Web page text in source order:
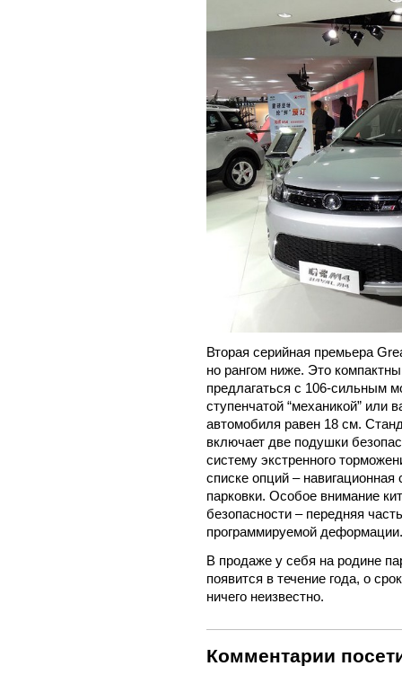
Вторая серийная премьера
но рангом ниже. Это
предлагаться с 106-сильным
ступенчатой “механикой” или
автомобиля равен 18 см.
включает две подушки
систему экстренного
списке опций –
парковки. Особое внимание
безопасности – передняя
программируемой
В продаже у себя на родине
появится в течение года, о
ничего неизвестно.
Комментарии